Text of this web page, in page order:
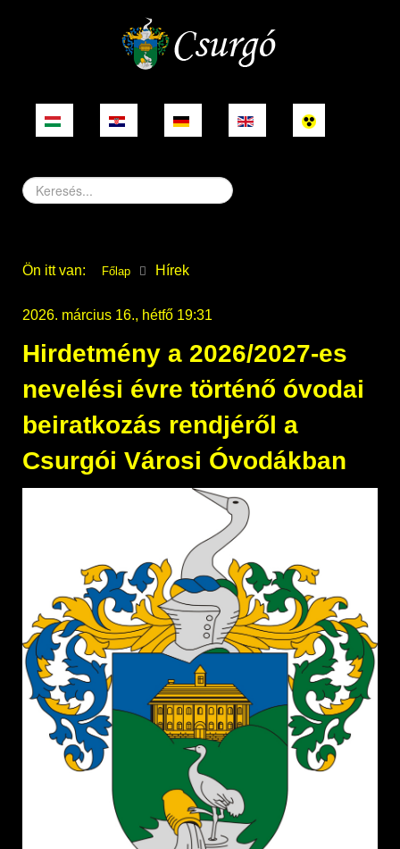
Keresés...
Ön itt van: Főlap Hírek
2026. március 16., hétfő 19:31
Hirdetmény a 2026/2027-es
nevelési évre történő óvodai
beiratkozás rendjéről a
Csurgói Városi Óvodákban